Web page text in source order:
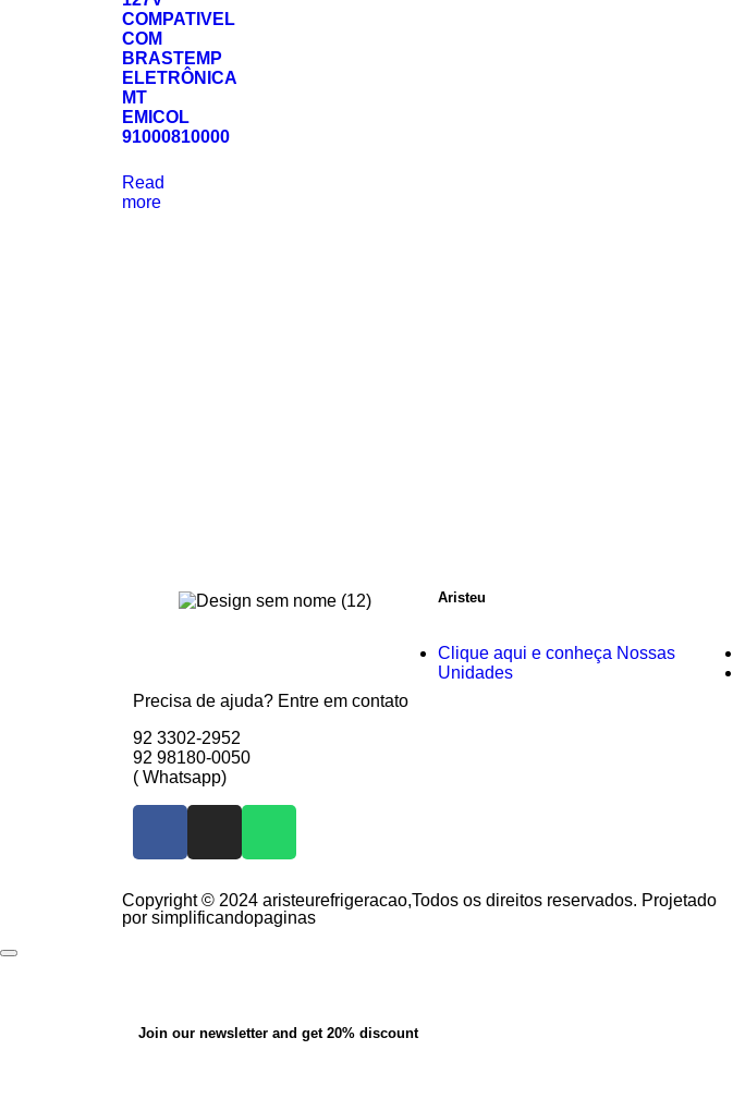
COMPATIVEL
COM
BRASTEMP
ELETRÔNICA
MT
EMICOL
91000810000
Read
more
Precisa de ajuda? Entre em contato
92 3302-2952
92 98180-0050
( Whatsapp)
Aristeu
Clique aqui e conheça Nossas
Unidades
Copyright © 2024 aristeurefrigeracao,Todos os direitos reservados. Projetado
por simplificandopaginas
Join our newsletter and get 20% discount